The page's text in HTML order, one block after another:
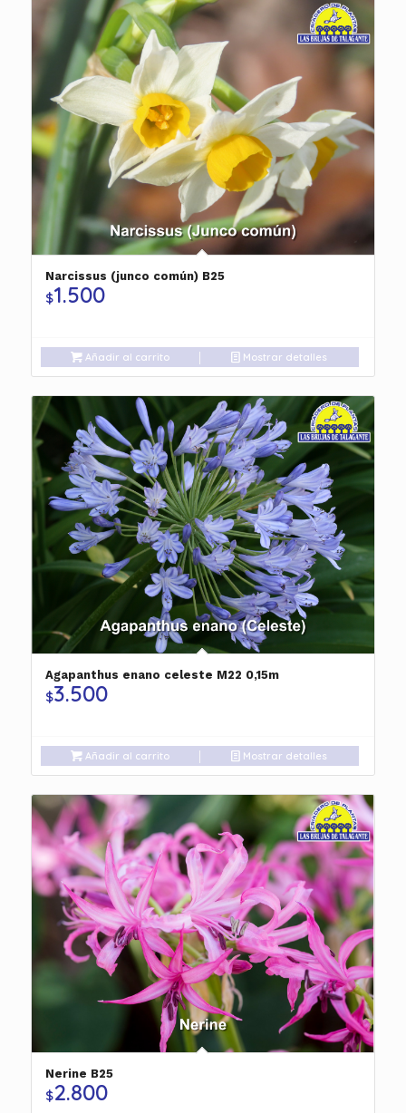
Narcissus (junco común) B25
$1.500
Añadir al carrito Mostrar detalles
Agapanthus enano celeste M22 0,15m
$3.500
Añadir al carrito Mostrar detalles
Nerine B25
$2.800